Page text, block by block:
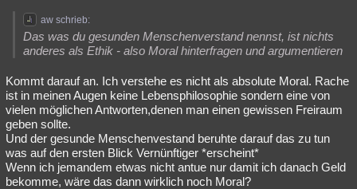
aw schrieb:
Das was du gesunden Menschenverstand nennst, ist nichts
anderes als Ethik - also Moral hinterfragen und argumentieren
Kommt darauf an. Ich verstehe es nicht als absolute Moral. Rache
ist in meinen Augen keine Lebensphilosophie sondern eine von
vielen möglichen Antworten,denen man einen gewissen Freiraum
geben sollte.
Und der gesunde Menschenvestand beruhte darauf das zu tun
was auf den ersten Blick Vernünftiger *erscheint*
Wenn ich jemandem etwas nicht antue nur damit ich danach Geld
bekomme, wäre das dann wirklich noch Moral?